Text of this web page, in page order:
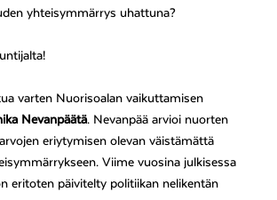
yhteisymmärrys uhattuna?
varten Nuorisoalan vaikuttamisen
Nevanpäätä. Nevanpää arvioi nuorten
eriytymisen olevan väistämättä
Viime vuosina julkisessa
eritoten päivitelty politiikan nelikentän